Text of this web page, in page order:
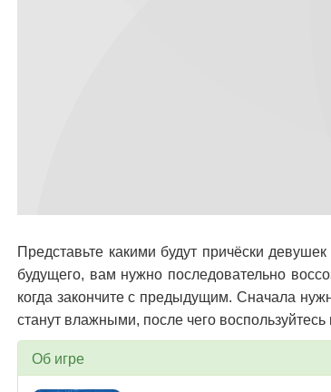
Представьте какими будут причёски
будущего, вам нужно последовательно
когда закончите с предыдущим. Сначала
станут влажными, после чего
Об игре